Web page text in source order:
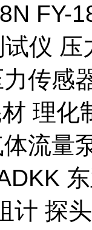
FY-
仪
传感
理化
流量
计 探